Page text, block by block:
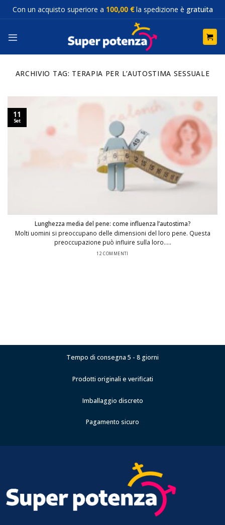
SaltaCon un acquisto superiore a 100,00 €la spedizione è gratuita
ARCHIVIO TAG: TERAPIA PER L’AUTOSTIMA SESSUALE
Lunghezza media del pene: come influenza l’autostima?
Molti uomini si preoccupano delle dimensioni del loro pene. Questa
preoccupazione può influire sulla loro.....
12 COMMENTI
11
Set
Tempo di consegna 5 - 8 giorni
Prodotti originali e verificati
Imballaggio discreto
Pagamento sicuro